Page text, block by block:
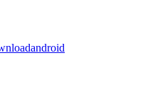
android